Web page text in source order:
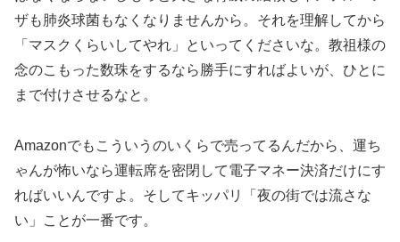
ザも肺炎球菌もなくなりませんから。それを理解してから
「マスクくらいしてやれ」といってくださいな。教祖様の
念のこもった数珠をするなら勝手にすればよいが、ひとに
まで付けさせるなと。
Amazonでもこういうのいくらで売ってるんだから、運ち
ゃんが怖いなら運転席を密閉して電子マネー決済だけにす
ればいいんですよ。そしてキッパリ「夜の街では流さな
い」ことが一番です。